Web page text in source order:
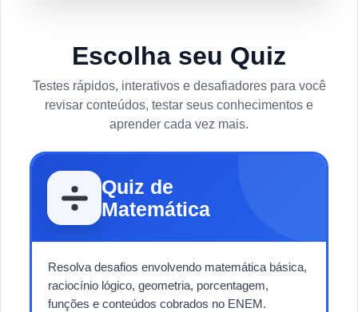
Escolha seu Quiz
Testes rápidos, interativos e desafiadores para você
revisar conteúdos, testar seus conhecimentos e
aprender cada vez mais.
Quiz de
Matemática
Resolva desafios envolvendo matemática básica,
raciocínio lógico, geometria, porcentagem,
funções e conteúdos cobrados no ENEM.